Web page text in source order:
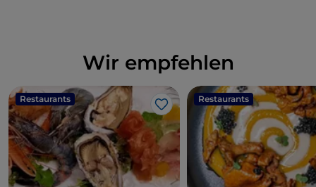
Wir empfehlen
Restaurants
Like
Restaurants